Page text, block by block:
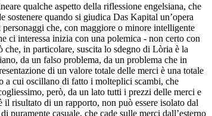
qualche aspetto della riflessione engelsiana, che
sostenere quando si giudica Das Kapital un’opera
che, con maggiore o minore intelligente
ci interessa inizia con una polemica - non certo con
in particolare, suscita lo sdegno di Lòria è la
da un falso problema, da un problema che in
di un valore totale delle merci è una totale
a cui oscillano di fatto i molteplici scambi, che
però, da un lato tutti i prezzi delle merci e
risultato di un rapporto, non può essere isolato dal
casuale, che cade sulle merci dall’esterno